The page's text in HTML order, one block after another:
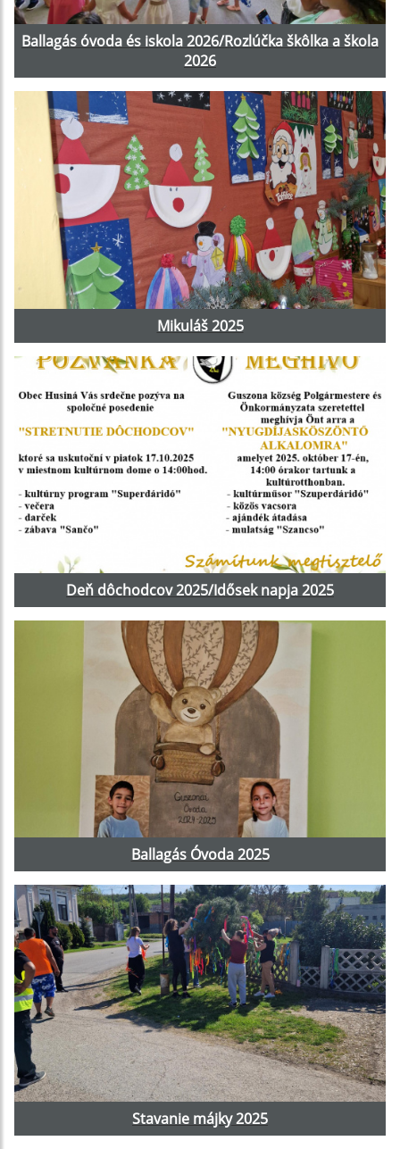
Ballagás óvoda és iskola 2026/Rozlúčka škôlka a škola
2026
Mikuláš 2025
Deň dôchodcov 2025/Idősek napja 2025
Ballagás Óvoda 2025
Stavanie májky 2025